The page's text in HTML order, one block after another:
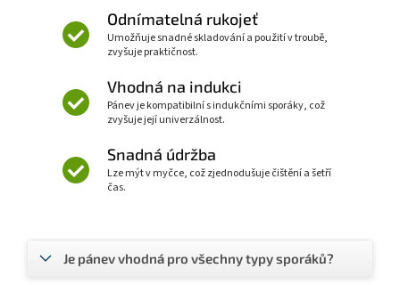
Odnímatelná rukojeť
Umožňuje snadné skladování a použití v troubě,
zvyšuje praktičnost.
Vhodná na indukci
Pánev je kompatibilní s indukčními sporáky, což
zvyšuje její univerzálnost.
Snadná údržba
Lze mýt v myčce, což zjednodušuje čištění a šetří
čas.
Je pánev vhodná pro všechny typy sporáků?